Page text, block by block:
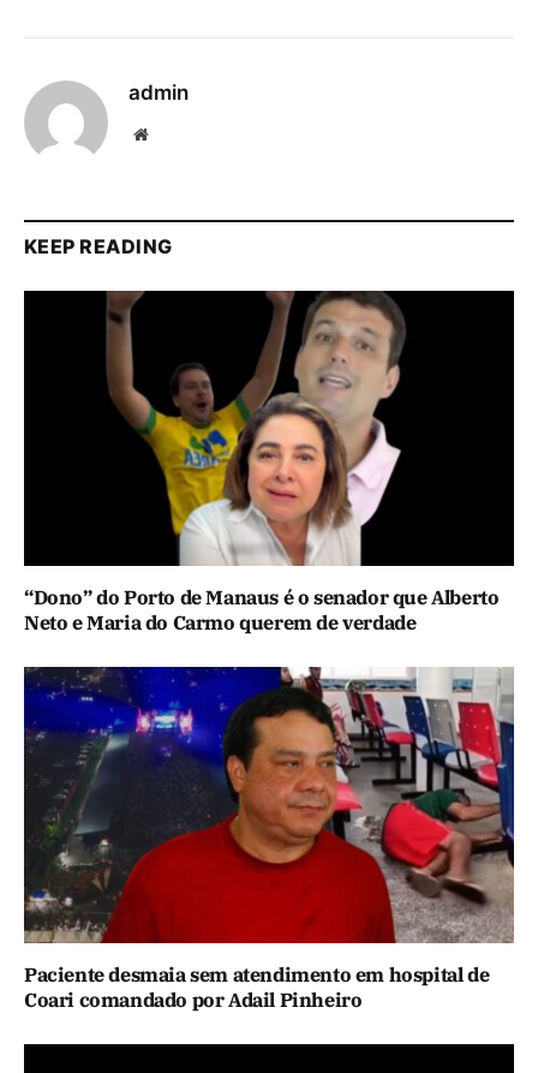
admin
Website
KEEP READING
“Dono” do Porto de Manaus é o senador que Alberto
Neto e Maria do Carmo querem de verdade
Paciente desmaia sem atendimento em hospital de
Coari comandado por Adail Pinheiro